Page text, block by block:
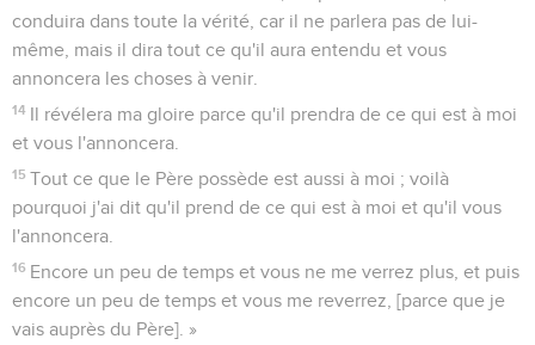
conduira dans toute la vérité, car il ne parlera pas de lui-
même, mais il dira tout ce qu'il aura entendu et vous
annoncera les choses à venir.
14 Il révélera ma gloire parce qu'il prendra de ce qui est à moi
et vous l'annoncera.
15 Tout ce que le Père possède est aussi à moi ; voilà
pourquoi j'ai dit qu'il prend de ce qui est à moi et qu'il vous
l'annoncera.
16 Encore un peu de temps et vous ne me verrez plus, et puis
encore un peu de temps et vous me reverrez, [parce que je
vais auprès du Père]. »